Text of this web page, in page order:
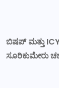
ಬಿಷಪ್ ಮತ್ತು
ಸೂರಿಕುಮೇರು